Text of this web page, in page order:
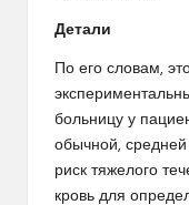
Детали
По его словам,
больницу у
обычной,
риск тяжелого
кровь для